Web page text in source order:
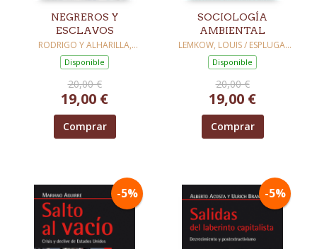
NEGREROS Y
ESCLAVOS
RODRIGO Y ALHARILLA,
MARTÍN / CHAVIANO PÉREZ,
LIZBETH J.
Disponible
20,00 €
19,00 €
Comprar
SOCIOLOGÍA
AMBIENTAL
LEMKOW, LOUIS / ESPLUGA,
JOSEP
Disponible
20,00 €
19,00 €
Comprar
-5% -5%